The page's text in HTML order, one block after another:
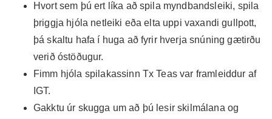
Hvort sem þú ert líka að spila myndbandsleiki, spila
þriggja hjóla netleiki eða elta uppi vaxandi gullpott,
þá skaltu hafa í huga að fyrir hverja snúning gætirðu
verið óstöðugur.
Fimm hjóla spilakassinn Tx Teas var framleiddur af
IGT.
Gakktu úr skugga um að þú lesir skilmálana og